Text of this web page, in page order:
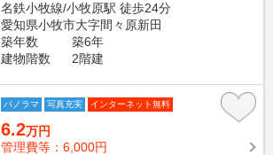
名鉄小牧線/小牧原駅 徒歩24分
愛知県小牧市大字間々原新田
築年数
築6年
建物階数
2階建
パノラマ 写真充実 インターネット無料
6.2万円
管理費等：6,000円